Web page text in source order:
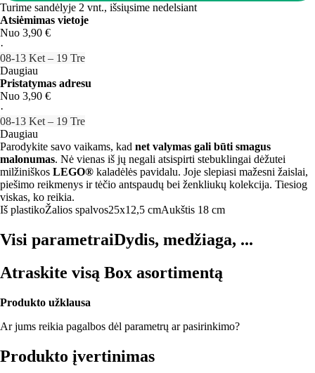
Turime sandėlyje 2 vnt., išsiųsime nedelsiant
Atsiėmimas vietoje
Nuo 3,90 €
·
08‑13 Ket – 19 Tre
Daugiau
Pristatymas adresu
Nuo 3,90 €
·
08‑13 Ket – 19 Tre
Daugiau
Parodykite savo vaikams, kad net valymas gali būti smagus
malonumas. Nė vienas iš jų negali atsispirti stebuklingai dėžutei
milžiniškos LEGO® kaladėlės pavidalu. Joje slepiasi mažesni žaislai,
piešimo reikmenys ir tėčio antspaudų bei ženkliukų kolekcija. Tiesiog
viskas, ko reikia.
Iš plastikoŽalios spalvos25x12,5 cmAukštis 18 cm
Visi parametraiDydis, medžiaga, ...
Atraskite visą Box asortimentą
Produkto užklausa
Ar jums reikia pagalbos dėl parametrų ar pasirinkimo?
Produkto įvertinimas